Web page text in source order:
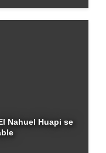
Nahuel Huapi se